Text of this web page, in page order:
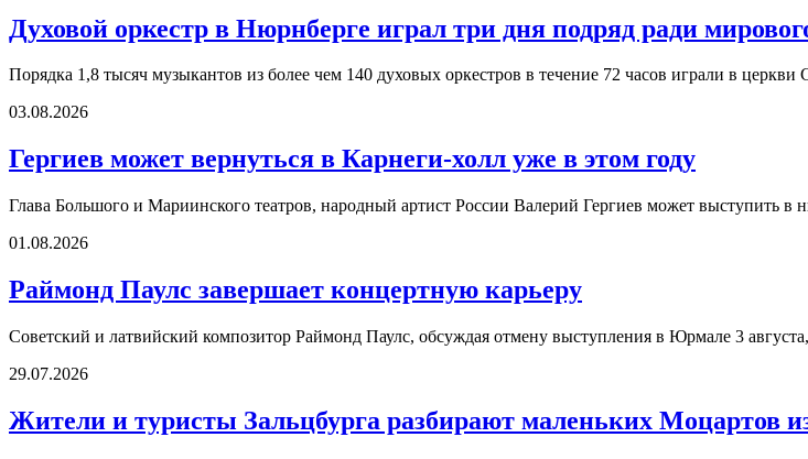
Духовой оркестр в Нюрнберге играл три дня подряд ради
Порядка 1,8 тысяч музыкантов из более чем 140 духовых оркестров в течение 72 часов играли в церкви
03.08.2026
Гергиев может вернуться в Карнеги-холл уже в этом году
Глава Большого и Мариинского театров, народный артист России Валерий Гергиев может выступить в
01.08.2026
Раймонд Паулс завершает концертную карьеру
Советский и латвийский композитор Раймонд Паулс, обсуждая отмену выступления в Юрмале 3
29.07.2026
Жители и туристы Зальцбурга разбирают маленьких Моцартов